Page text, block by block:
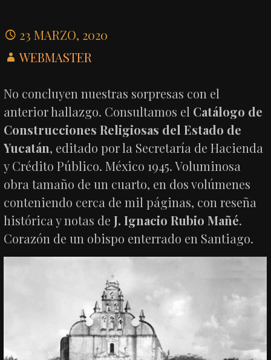
23 MARZO, 2020
WEBMASTER
No concluyen nuestras sorpresas con el
anterior hallazgo. Consultamos el Catálogo de
Construcciones Religiosas del Estado de
Yucatán, editado por la Secretaría de Hacienda
y Crédito Público. México 1945. Voluminosa
obra tamaño de un cuarto, en dos volúmenes
conteniendo cerca de mil páginas, con reseña
histórica y notas deJ. Ignacio Rubio Mañé.
Corazón de un obispo enterrado en Santiago.